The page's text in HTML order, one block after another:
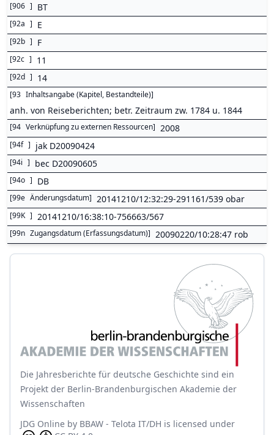
[906 ] BT
[92a ] E
[92b ] F
[92c ] 11
[92d ] 14
[93 Inhaltsangabe (Kapitel, Bestandteile)]
anh. von Reiseberichten; betr. Zeitraum zw. 1784 u. 1844
[94 Verknüpfung zu externen Ressourcen] 2008
[94f ] jak D20090424
[94i ] bec D20090605
[94o ] DB
[99e Änderungsdatum] 20141210/12:32:29-291161/539 obar
[99K ] 20141210/16:38:10-756663/567
[99n Zugangsdatum (Erfassungsdatum)] 20090220/10:28:47 rob
Die Jahresberichte für deutsche Geschichte sind ein
Projekt der Berlin-Brandenburgischen Akademie der
Wissenschaften
JDG Online by BBAW - Telota IT/DH is licensed under